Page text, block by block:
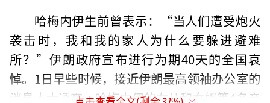
哈梅内伊生前曾表示：“当人们遭受炮火
袭击时，我和我的家人为什么要躲进避难
所？”伊朗政府宣布进行为期40天的全国哀
悼。1日早些时候，接近伊朗最高领袖办公室的
消息人士透露，哈梅内伊的女儿和女婿等4名亲